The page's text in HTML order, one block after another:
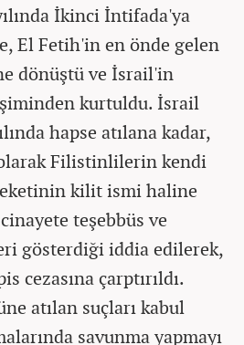
İkinci İntifada'ya
El Fetih'in en önde gelen
dönüştü ve İsrail'in
kurtuldu. İsrail
hapse atılana kadar,
Filistinlilerin kendi
kilit ismi haline
teşebbüs ve
gösterdiği iddia edilerek,
cezasına çarptırıldı.
atılan suçları kabul
savunma yapmayı